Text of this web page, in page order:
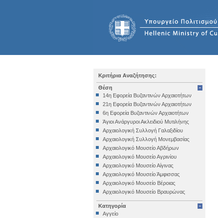
Κριτήρια Αναζήτησης:
Θέση
14η Εφορεία Βυζαντινών Αρχαιοτήτων
21η Εφορεία Βυζαντινών Αρχαιοτήτων
6η Εφορεία Βυζαντινών Αρχαιοτήτων
Άγιοι Ανάργυροι Ακλειδιού Μυτιλήνης
Αρχαιολογική Συλλογή Γαλαξιδίου
Αρχαιολογική Συλλογή Μονεμβασίας
Αρχαιολογικό Μουσείο Αβδήρων
Αρχαιολογικό Μουσείο Αγρινίου
Αρχαιολογικό Μουσείο Αίγινας
Αρχαιολογικό Μουσείο Άμφισσας
Αρχαιολογικό Μουσείο Βέροιας
Αρχαιολογικό Μουσείο Βραυρώνας
Αρχαιολογικό Μουσείο Δελφών
Αρχαιολογικό Μουσείο Ηγουμενίτσας
Κατηγορία
Αγγείο